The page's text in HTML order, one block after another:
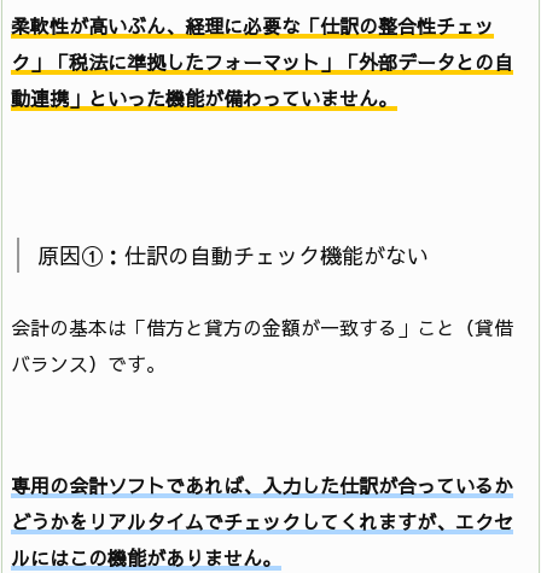
柔軟性が高いぶん、経理に必要な「仕訳の整合性チェッ
ク」「税法に準拠したフォーマット」「外部データとの自
動連携」といった機能が備わっていません。
原因①：仕訳の自動チェック機能がない
会計の基本は「借方と貸方の金額が一致する」こと（貸借
バランス）です。
専用の会計ソフトであれば、入力した仕訳が合っているか
どうかをリアルタイムでチェックしてくれますが、エクセ
ルにはこの機能がありません。